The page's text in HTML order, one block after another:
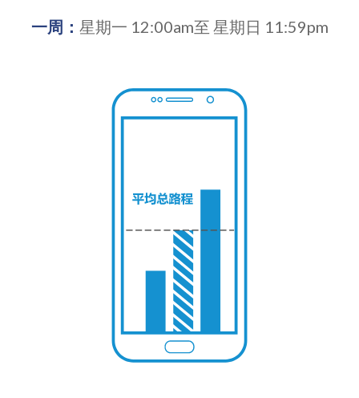
一周： 星期一 12:00am至 星期日 11:59pm